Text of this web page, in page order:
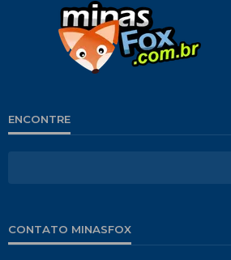
ENCONTRE
CONTATO MINASFOX